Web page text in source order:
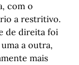
com o
a restritivo.
de direita foi
a outra,
mais